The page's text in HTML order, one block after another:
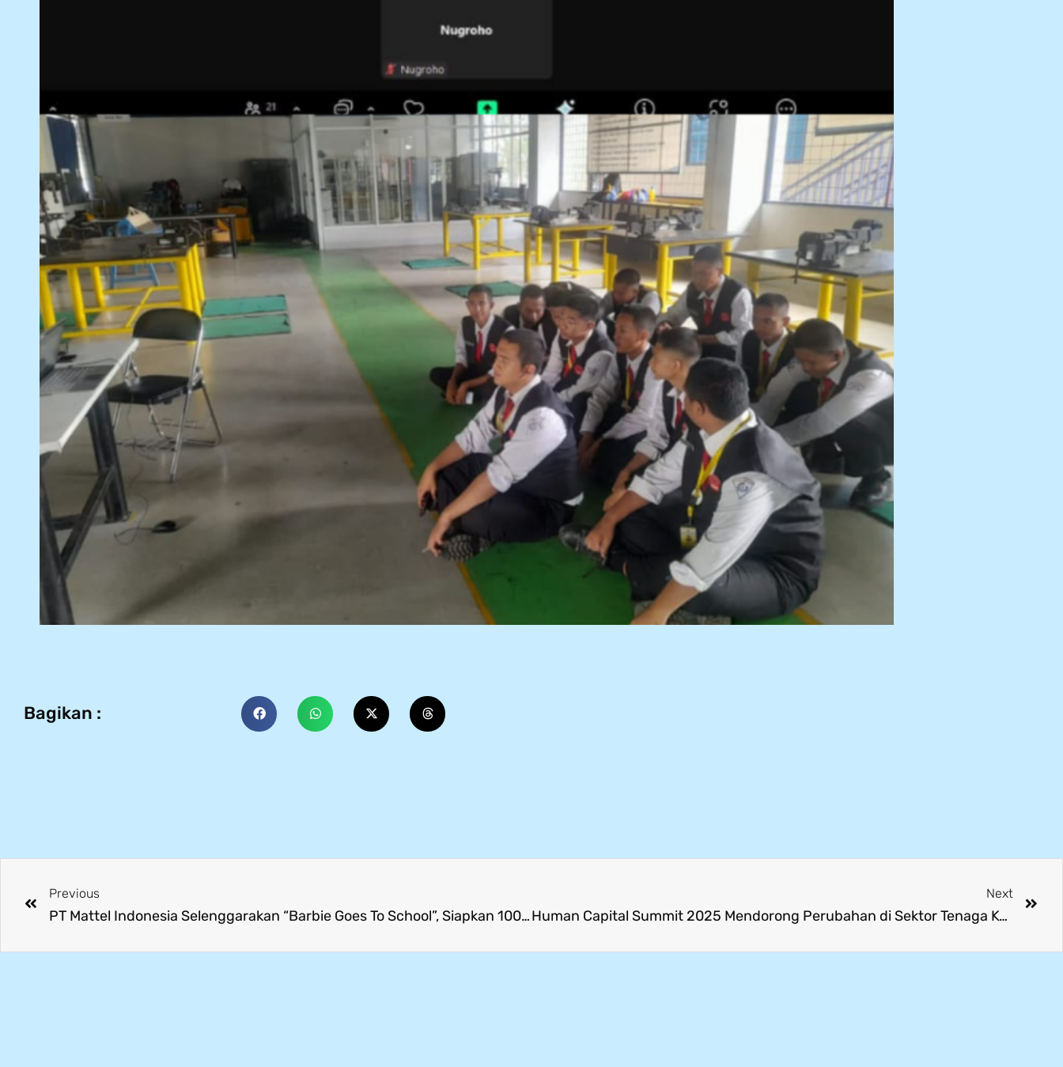
Bagikan :
Previous
PT Mattel Indonesia Selenggarakan “Barbie Goes To School”, Siapkan 100 Siswa SMK Keterampilan Dunia Kerja
Next
Human Capital Summit 2025 Mendorong Perubahan di Sektor Tenaga Kerja untuk Transisi Energi Nasional